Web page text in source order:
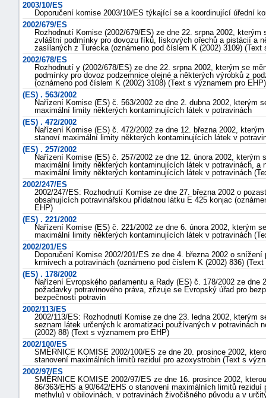
2003/10/ES
Doporučení komise 2003/10/ES týkající se a koordinující úřední
2002/679/ES
Rozhodnutí Komise (2002/679/ES) ze dne 22. srpna 2002,
zvláštní podmínky pro dovozu fíků, lískových ořechů a pistácií a
zasílaných z Turecka (oznámeno pod číslem K (2002) 3109) (Text
2002/678/ES
Rozhodnutí y (2002/678/ES) ze dne 22. srpna 2002, kterým se
podmínky pro dovoz podzemnice olejné a některých výrobků z
(oznámeno pod číslem K (2002) 3108) (Text s významem pro EHP)
(ES) . 563/2002
Nařízení Komise (ES) č. 563/2002 ze dne 2. dubna 2002, kterým
maximální limity některých kontaminujících látek v potravinách
(ES) . 472/2002
Nařízení Komise (ES) č. 472/2002 ze dne 12. března 2002,
stanoví maximální limity některých kontaminujících látek v
(ES) . 257/2002
Nařízení Komise (ES) č. 257/2002 ze dne 12. února 2002,
maximální limity některých kontaminujících látek v potravinách, a
maximální limity některých kontaminujících látek v potravinách
2002/247/ES
2002/247/ES: Rozhodnutí Komise ze dne 27. března 2002 o
obsahujících potravinářskou přídatnou látku E 425 konjac
EHP)
(ES) . 221/2002
Nařízení Komise (ES) č. 221/2002 ze dne 6. února 2002, kterým
maximální limity některých kontaminujících látek v potravinách
2002/201/ES
Doporučení Komise 2002/201/ES ze dne 4. března 2002 o
krmivech a potravinách (oznámeno pod číslem K (2002) 836)
(ES) . 178/2002
Nařízení Evropského parlamentu a Rady (ES) č. 178/2002 ze
požadavky potravinového práva, zřizuje se Evropský úřad pro
bezpečnosti potravin
2002/113/ES
2002/113/ES: Rozhodnutí Komise ze dne 23. ledna 2002, kterým
seznam látek určených k aromatizaci používaných v potravinách
(2002) 88) (Text s významem pro EHP)
2002/100/ES
SMĚRNICE KOMISE 2002/100/ES ze dne 20. prosince 2002,
stanovení maximálních limitů reziduí pro azoxystrobin (Text s
2002/97/ES
SMĚRNICE KOMISE 2002/97/ES ze dne 16. prosince 2002,
86/363/EHS a 90/642/EHS o stanovení maximálních limitů reziduí
methylu) v obilovinách, v potravinách živočišného původu a v